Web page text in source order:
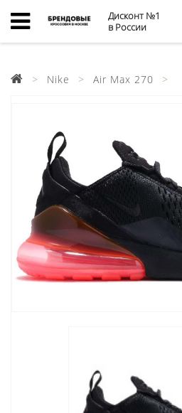
Дисконт №1
в России
Nike Air Max 270